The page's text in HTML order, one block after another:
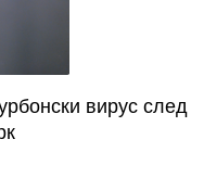
вирус след